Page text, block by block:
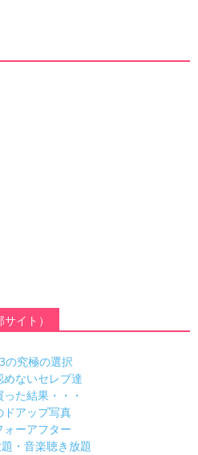
イト）
の究極の選択
ないセレブ達
た結果・・・
ドアップ写真
ーアフター
・音楽聴き放題